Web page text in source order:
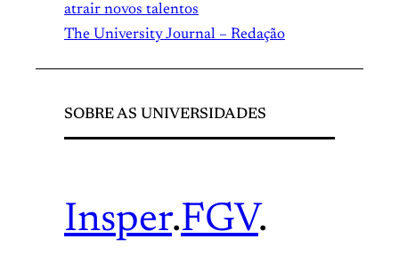
atrair novos talentos
The University Journal – Redação
SOBRE AS UNIVERSIDADES
Insper.FGV.